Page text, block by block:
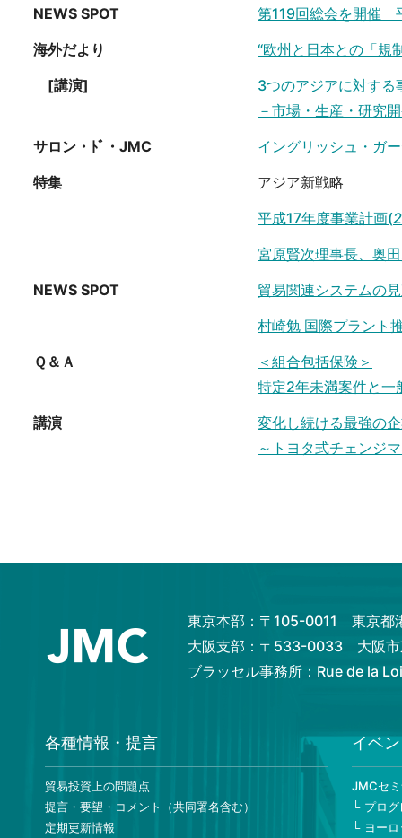
NEWS SPOT
第119回総会を開催
海外だより
“欧州と日本との「規
[講演]
3つのアジアに対する
－市場・生産・研究
サロン・ﾄﾞ・JMC
イングリッシュ・ガ
特集
アジア新戦略
平成17年度事業計画(
宮原賢次理事長、奥
NEWS SPOT
貿易関連システムの
村崎勉 国際プラント
Ｑ＆Ａ
＜組合包括保険＞
特定2年未満案件と一
講演
変化し続ける最強の
～トヨタ式チェンジ
東京本部：〒105-0011 東京都
大阪支部：〒533-0033 大阪市
ブラッセル事務所：Rue de la
各種情報・提言
貿易投資上の問題点
提言・要望・コメント（共同署名含む）
定期更新情報
イベ
JMCセ
プロ
ヨー